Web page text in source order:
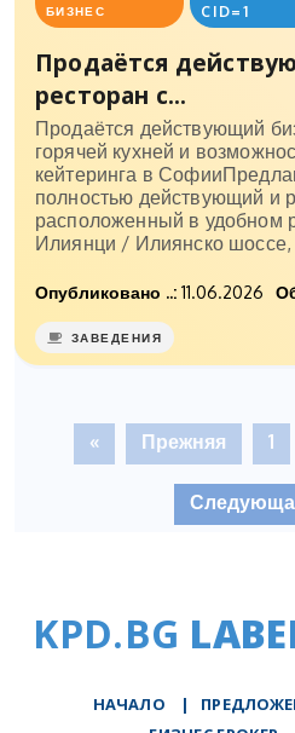
БИЗНЕС
CID=1
Продаётся
ресторан с...
Продаётся действующий
горячей кухней и
кейтеринга в
полностью действующий и
расположенный в
Илиянци / Илиянско шоссе,
Опубликовано ..: 11.06.2026
ЗАВЕДЕНИЯ
« Прежняя 1
KPD.BG
НАЧАЛО |